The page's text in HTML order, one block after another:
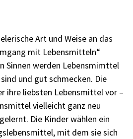
Art und Weise an das
mit Lebensmitteln“
Sinnen werden Lebensmimttel
und gut schmecken. Die
ihre liebsten Lebensmittel vor –
vielleicht ganz neu
Die Kinder wählen ein
mit dem sie sich